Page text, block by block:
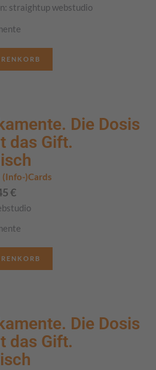
straightup webstudio
Die Dosis
das Gift.
(Info-)Cards
€
Die Dosis
das Gift.